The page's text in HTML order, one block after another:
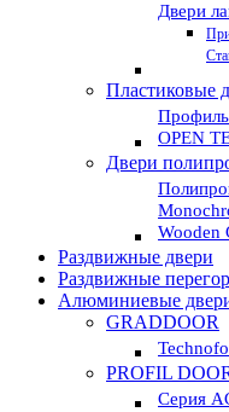
Двери
Пластиковые
OPEN
Двери
Wooden
Раздвижные двери
Раздвижные
Алюминиевые
GRADDOOR
PROFIL
Серия